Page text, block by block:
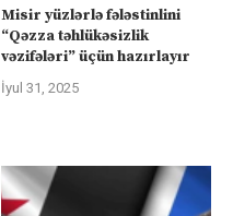
Misir yüzlərlə fələstinlini
“Qəzza təhlükəsizlik
vəzifələri” üçün hazırlayır
İyul 31, 2025